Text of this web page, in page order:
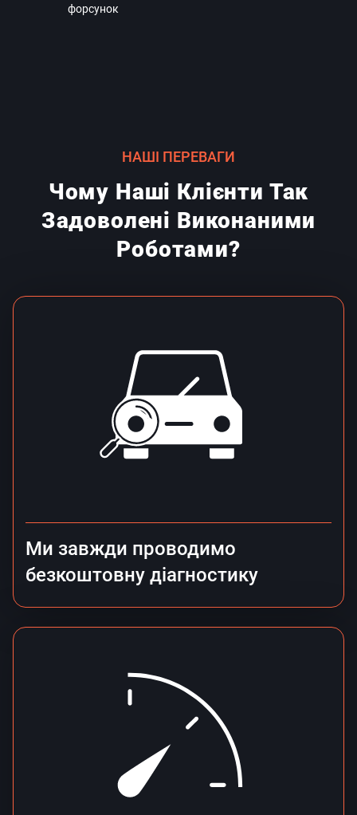
форсунок
НАШІ ПЕРЕВАГИ
Чому Наші Клієнти Так
Задоволені Виконаними
Роботами?
Ми завжди проводимо
безкоштовну діагностику